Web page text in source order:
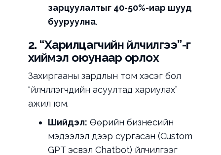
зарцуулалтыг 40-50%-иар шууд
бууруулна.
2. “Харилцагчийн үйлчилгээ”-г
хиймэл оюунаар орлох
Захиргааны зардлын том хэсэг бол
“үйлчлүүлэгчдийн асуултад хариулах”
ажил юм.
Шийдэл: Өөрийн бизнесийн
мэдээлэл дээр сургасан (Custom
GPT эсвэл Chatbot) үйлчилгээг